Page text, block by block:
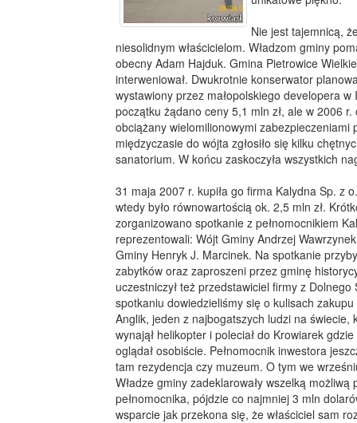
Nie jest tajemnicą,
niesolidnym właścicielom. Władzom gminy
obecny Adam Hajduk. Gmina Pietrowice
interweniował. Dwukrotnie konserwator
wystawiony przez małopolskiego developera
początku żądano ceny 5,1 mln zł, ale w 2006 r.
obciążany wielomilionowymi zabezpieczeniami
międzyczasie do wójta zgłosiło się kilku
sanatorium. W końcu zaskoczyła wszystkich
31 maja 2007 r. kupiła go firma Kalydna Sp. z
wtedy było równowartością ok. 2,5 mln zł.
zorganizowano spotkanie z pełnomocnikiem
reprezentowali: Wójt Gminy Andrzej
Gminy Henryk J. Marcinek. Na spotkanie
zabytków oraz zaproszeni przez gminę
uczestniczył też przedstawiciel firmy z
spotkaniu dowiedzieliśmy się o kulisach
Anglik, jeden z najbogatszych ludzi na świecie,
wynajął helikopter i poleciał do Krowiarek
oglądał osobiście. Pełnomocnik inwestora
tam rezydencja czy muzeum. O tym we
Władze gminy zadeklarowały wszelką
pełnomocnika, pójdzie co najmniej 3 mln
wsparcie jak przekona się, że właściciel sam